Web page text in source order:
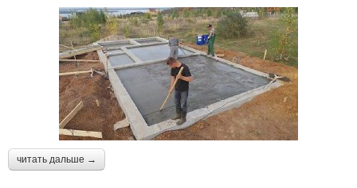
читать дальше →